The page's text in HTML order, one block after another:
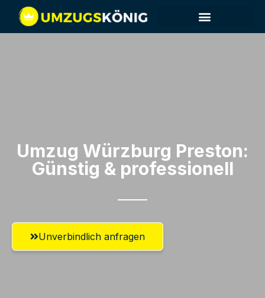
Umzug Würzburg​ Preston:
Günstig & professionell​
Unverbindlich anfragen